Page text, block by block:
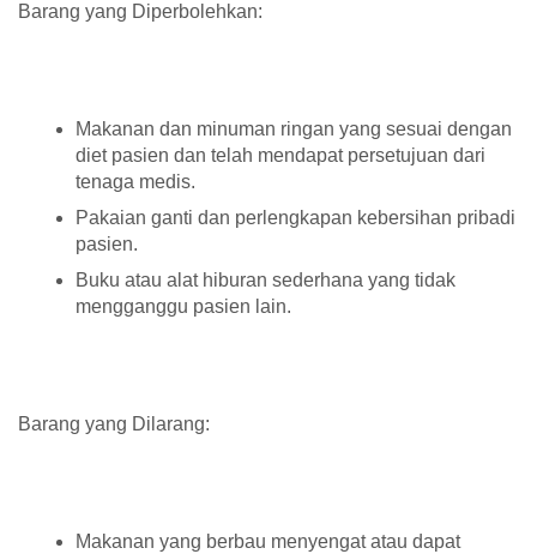
Barang yang Diperbolehkan:
Makanan dan minuman ringan yang sesuai dengan
diet pasien dan telah mendapat persetujuan dari
tenaga medis.
Pakaian ganti dan perlengkapan kebersihan pribadi
pasien.
Buku atau alat hiburan sederhana yang tidak
mengganggu pasien lain.
Barang yang Dilarang:
Makanan yang berbau menyengat atau dapat